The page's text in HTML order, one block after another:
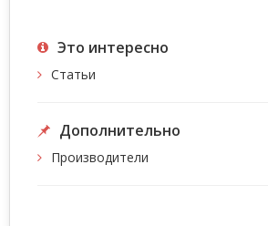
Это интересно
Статьи
Дополнительно
Производители